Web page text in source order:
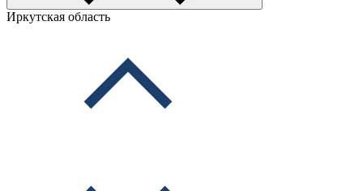
Иркутская область